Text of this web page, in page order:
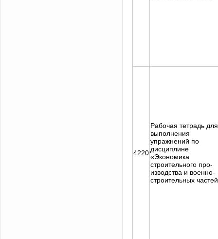
4220
Рабочая тетрадь для
выполнения
упражнений по
дисциплине
«Экономика
строительного про-
изводства и военно-
строительных